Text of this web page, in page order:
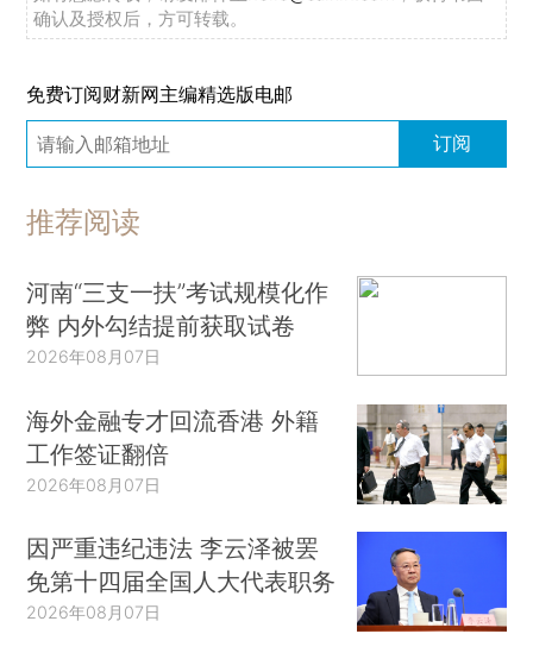
确认及授权后，方可转载。
免费订阅财新网主编精选版电邮
订阅
推荐阅读
河南“三支一扶”考试规模化作
弊 内外勾结提前获取试卷
2026年08月07日
海外金融专才回流香港 外籍
工作签证翻倍
2026年08月07日
因严重违纪违法 李云泽被罢
免第十四届全国人大代表职务
2026年08月07日